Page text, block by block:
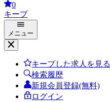
0
キープ
メニュー
キープした求人を見る
検索履歴
新規会員登録(無料)
ログイン